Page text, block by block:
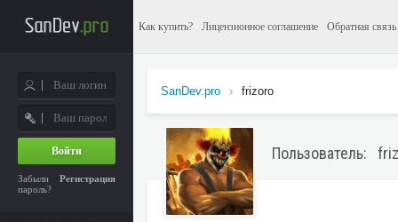
Как купить? Лицензионное соглашение Обратная связь
SanDev.pro › frizoro
Пользователь:
Войти
Регистрация
Забыли
пароль?